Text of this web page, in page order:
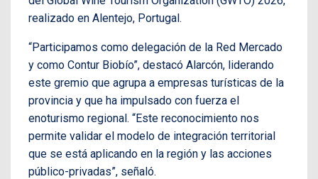
realizado en Alentejo, Portugal.
“Participamos como delegación de la Red Mercado
y como Contur Biobío”, destacó Alarcón, liderando
este gremio que agrupa a empresas turísticas de la
provincia y que ha impulsado con fuerza el
enoturismo regional. “Este reconocimiento nos
permite validar el modelo de integración territorial
que se está aplicando en la región y las acciones
público-privadas”, señaló.